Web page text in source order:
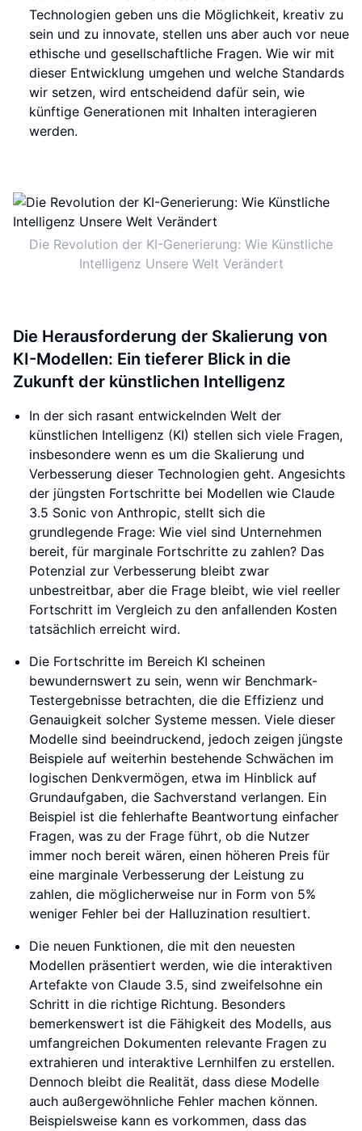
Technologien geben uns die Möglichkeit, kreativ zu
sein und zu innovate, stellen uns aber auch vor neue
ethische und gesellschaftliche Fragen. Wie wir mit
dieser Entwicklung umgehen und welche Standards
wir setzen, wird entscheidend dafür sein, wie
künftige Generationen mit Inhalten interagieren
werden.
Die Revolution der KI-Generierung: Wie Künstliche
Intelligenz Unsere Welt Verändert
Die Herausforderung der Skalierung von
KI-Modellen: Ein tieferer Blick in die
Zukunft der künstlichen Intelligenz
In der sich rasant entwickelnden Welt der
künstlichen Intelligenz (KI) stellen sich viele Fragen,
insbesondere wenn es um die Skalierung und
Verbesserung dieser Technologien geht. Angesichts
der jüngsten Fortschritte bei Modellen wie Claude
3.5 Sonic von Anthropic, stellt sich die
grundlegende Frage: Wie viel sind Unternehmen
bereit, für marginale Fortschritte zu zahlen? Das
Potenzial zur Verbesserung bleibt zwar
unbestreitbar, aber die Frage bleibt, wie viel reeller
Fortschritt im Vergleich zu den anfallenden Kosten
tatsächlich erreicht wird.
Die Fortschritte im Bereich KI scheinen
bewundernswert zu sein, wenn wir Benchmark-
Testergebnisse betrachten, die die Effizienz und
Genauigkeit solcher Systeme messen. Viele dieser
Modelle sind beeindruckend, jedoch zeigen jüngste
Beispiele auf weiterhin bestehende Schwächen im
logischen Denkvermögen, etwa im Hinblick auf
Grundaufgaben, die Sachverstand verlangen. Ein
Beispiel ist die fehlerhafte Beantwortung einfacher
Fragen, was zu der Frage führt, ob die Nutzer
immer noch bereit wären, einen höheren Preis für
eine marginale Verbesserung der Leistung zu
zahlen, die möglicherweise nur in Form von 5%
weniger Fehler bei der Halluzination resultiert.
Die neuen Funktionen, die mit den neuesten
Modellen präsentiert werden, wie die interaktiven
Artefakte von Claude 3.5, sind zweifelsohne ein
Schritt in die richtige Richtung. Besonders
bemerkenswert ist die Fähigkeit des Modells, aus
umfangreichen Dokumenten relevante Fragen zu
extrahieren und interaktive Lernhilfen zu erstellen.
Dennoch bleibt die Realität, dass diese Modelle
auch außergewöhnliche Fehler machen können.
Beispielsweise kann es vorkommen, dass das